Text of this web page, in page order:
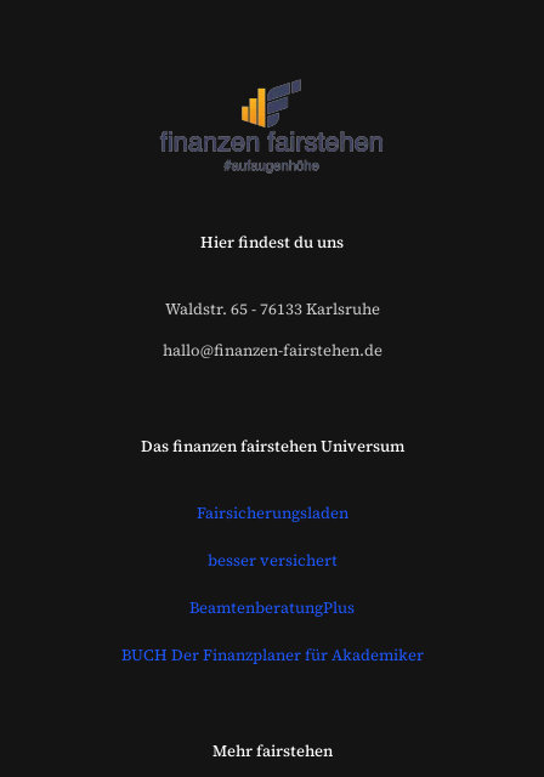
Finanzberater Karlsruhe
Hier findest du uns
Waldstr. 65 - 76133 Karlsruhe
hallo@finanzen-fairstehen.de
Das finanzen fairstehen Universum
Fairsicherungsladen
besser versichert
BeamtenberatungPlus
BUCH Der Finanzplaner für Akademiker
Mehr fairstehen